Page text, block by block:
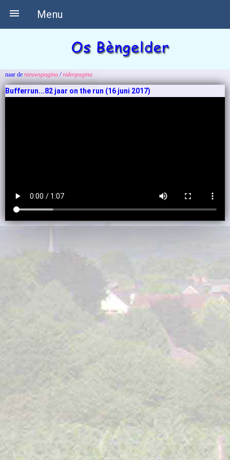
Menu

naar de nieuwspagina/videopagina
Bufferrun...82 jaar on the run (16 juni 2017)